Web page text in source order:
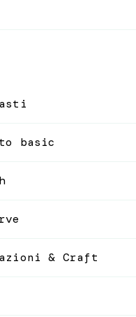
basic
& Craft